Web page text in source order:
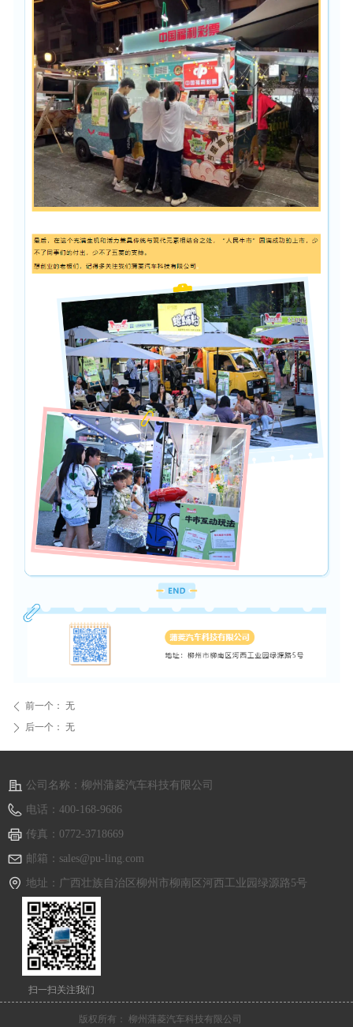
ꄴ 前一个： 无
ꄲ 后一个： 无
公司名称： 柳州蒲菱汽车科技有限公司
电话： 400-168-9686
传真： 0772-3718669
邮箱： sales@pu-ling.com
地址： 广西壮族自治区柳州市柳南区河西工业园绿源路5号
扫一扫关注我们
版权所有： 柳州蒲菱汽车科技有限公司